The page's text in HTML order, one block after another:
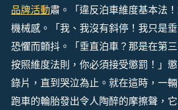
品牌活動肅。「違反泊車維度基本法
機械感。「我、我沒有斜停！我只是
恐懼而顫抖。「垂直泊車？那是在第
按照維度法則，你必須接受懲罰！」
錄片，直到哭泣為止。就在這時，一
跑車的輪胎發出令人陶醉的摩擦聲，